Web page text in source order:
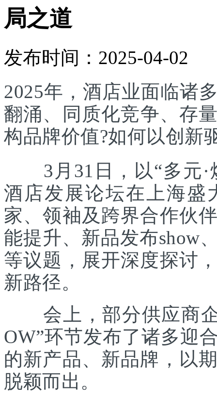
局之道
发布时间：2025-04-02
2025年，酒店业面临诸
翻涌、同质化竞争、存
构品牌价值?如何以创新
3月31日，以“多元·
酒店发展论坛在上海盛
家、领袖及跨界合作伙
能提升、新品发布show
等议题，展开深度探讨
新路径。
会上，部分供应商企
OW”环节发布了诸多迎
的新产品、新品牌，以
脱颖而出。